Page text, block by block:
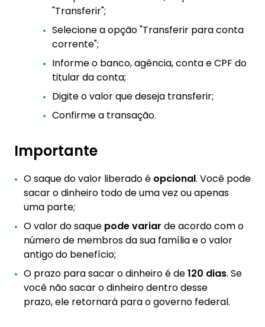
"Transferir";
Selecione a opção "Transferir para conta
corrente";
Informe o banco, agência, conta e CPF do
titular da conta;
Digite o valor que deseja transferir;
Confirme a transação.
Importante
O saque do valor liberado é opcional. Você pode
sacar o dinheiro todo de uma vez ou apenas
uma parte;
O valor do saque pode variar de acordo com o
número de membros da sua família e o valor
antigo do benefício;
O prazo para sacar o dinheiro é de120 dias. Se
você não sacar o dinheiro dentro desse
prazo, ele retornará para o governo federal.